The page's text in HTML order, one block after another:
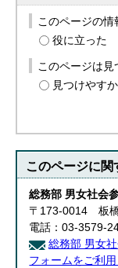
このページの情
役に立った
このページは見
見つけやす
このページに関
総務部 男女社会
〒173-0014 板
電話：03-3579-
総務部 男女
フォームをご利用